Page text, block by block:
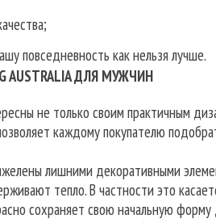
повседневность как нельзя лучше.
AUSTRALIA ДЛЯ МУЖЧИН
не только своим практичным
каждому покупателю
лишними декоративными
тепло. В частности это
сохраняет свою начальную